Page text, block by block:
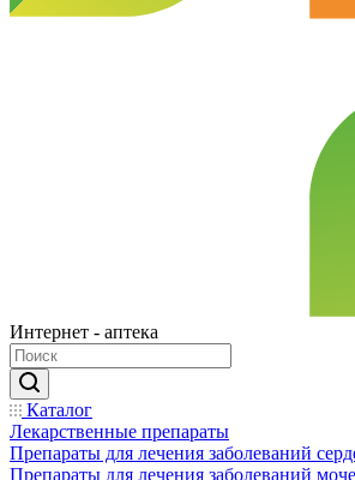
Интернет - аптека
Каталог
Лекарственные препараты
Препараты для лечения заболеваний
Препараты для лечения заболеваний